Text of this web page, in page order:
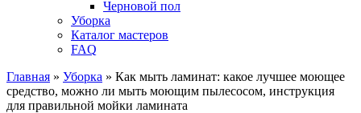
Черновой пол
Уборка
Каталог мастеров
FAQ
Главная » Уборка » Как мыть ламинат: какое лучшее моющее
средство, можно ли мыть моющим пылесосом, инструкция
для правильной мойки ламината